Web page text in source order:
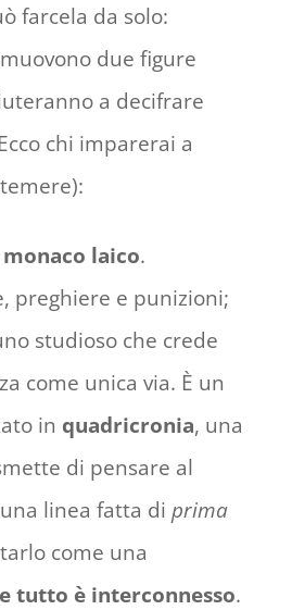
farcela da solo:
due figure
a decifrare
chi imparerai a
laico.
preghiere e punizioni;
studioso che crede
come unica via. È un
in quadricronia, una
di pensare al
linea fatta di prima
come una
tutto è interconnesso.